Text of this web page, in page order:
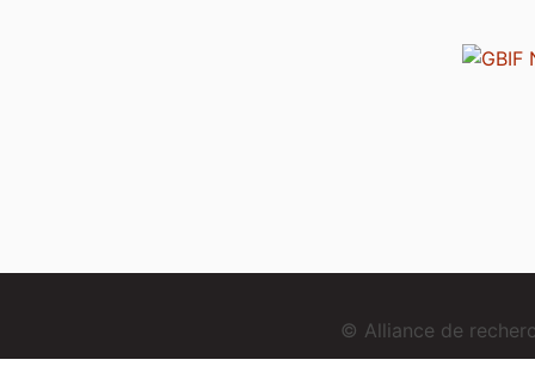
© Alliance de